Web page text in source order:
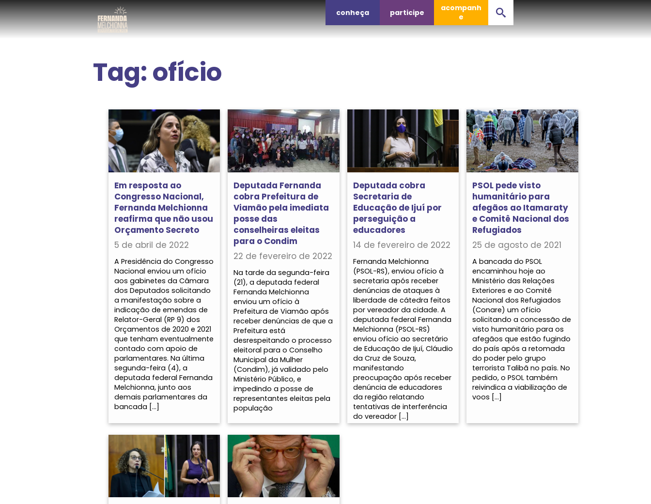
conheça participe
acompanh
e
Tag:ofício
Em resposta ao
Congresso Nacional,
Fernanda Melchionna
reafirma que não usou
Orçamento Secreto
5 de abril de 2022
A Presidência do Congresso
Nacional enviou um ofício
aos gabinetes da Câmara
dos Deputados solicitando
a manifestação sobre a
indicação de emendas de
Relator-Geral (RP 9) dos
Orçamentos de 2020 e 2021
que tenham eventualmente
contado com apoio de
parlamentares. Na última
segunda-feira (4), a
deputada federal Fernanda
Melchionna, junto aos
demais parlamentares da
bancada […]
Deputada Fernanda
cobra Prefeitura de
Viamão pela imediata
posse das
conselheiras eleitas
para o Condim
22 de fevereiro de 2022
Na tarde da segunda-feira
(21), a deputada federal
Fernanda Melchionna
enviou um ofício à
Prefeitura de Viamão após
receber denúncias de que a
Prefeitura está
desrespeitando o processo
eleitoral para o Conselho
Municipal da Mulher
(Condim), já validado pelo
Ministério Público, e
impedindo a posse de
representantes eleitas pela
população
Deputada cobra
Secretaria de
Educação de Ijuí por
perseguição a
educadores
14 de fevereiro de 2022
Fernanda Melchionna
(PSOL-RS), enviou ofício à
secretaria após receber
denúncias de ataques à
liberdade de cátedra feitos
por vereador da cidade. A
deputada federal Fernanda
Melchionna (PSOL-RS)
enviou ofício ao secretário
de Educação de Ijuí, Cláudio
da Cruz de Souza,
manifestando
preocupação após receber
denúncia de educadores
da região relatando
tentativas de interferência
do vereador […]
PSOL pede visto
humanitário para
afegãos ao Itamaraty
e Comitê Nacional dos
Refugiados
25 de agosto de 2021
A bancada do PSOL
encaminhou hoje ao
Ministério das Relações
Exteriores e ao Comitê
Nacional dos Refugiados
(Conare) um ofício
solicitando a concessão de
visto humanitário para os
afegãos que estão fugindo
do país após a retomada
do poder pelo grupo
terrorista Talibã no país. No
pedido, o PSOL também
reivindica a viabilização de
voos […]